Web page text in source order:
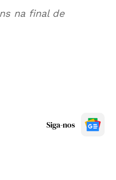
na final de
Siga-nos